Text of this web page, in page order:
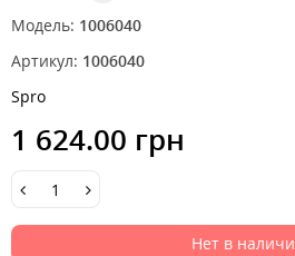
Модель: 1006040
Артикул: 1006040
Spro
1 624.00 грн
Нет в